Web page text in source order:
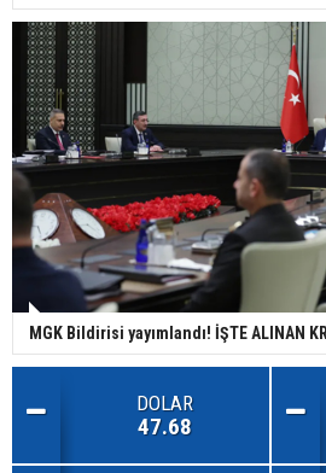
MGK Bildirisi yayımlandı! İŞTE ALINAN
DOLAR
47.68